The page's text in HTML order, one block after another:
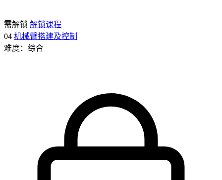
需解锁 解锁课程
04 机械臂搭建及控制
难度：综合